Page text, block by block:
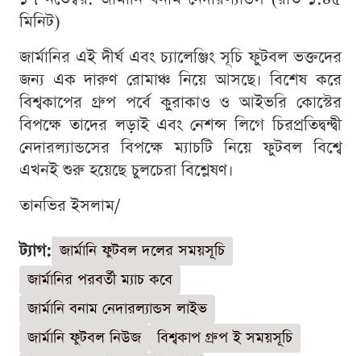
মিনিট)
জার্মানির এই দীর্ঘ এবং চ্যালেঞ্জিং সূচি ফুটবল ভক্তদের
জন্য এক দারুণ রোমাঞ্চ নিয়ে আসছে। বিশেষ করে
বিশ্বকাপের গ্রুপ পর্বে কুরাকাও ও আইভরি কোস্টের
বিপক্ষে তাদের লড়াই এবং নেশন্স লিগে চিরপ্রতিদ্বন্দ্বী
নেদারল্যান্ডসের বিপক্ষে ম্যাচটি নিয়ে ফুটবল বিশ্বে
এখনই শুরু হয়েছে চুলচেরা বিশ্লেষণ।
তানভির ইসলাম/
ট্যাগ: জার্মানি ফুটবল দলের সময়সূচি
জার্মানির পরবর্তী ম্যাচ কবে
জার্মানি বনাম নেদারল্যান্ডস লাইভ
জার্মানি ফুটবল নিউজ
বিশ্বকাপ গ্রুপ ই সময়সূচি